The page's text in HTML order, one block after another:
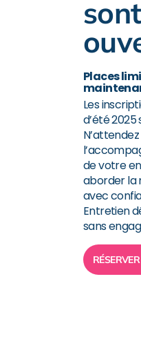
sont
Places
Les
d’été
de votre
aborder la
avec
Entretien
sans